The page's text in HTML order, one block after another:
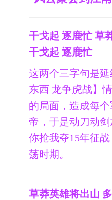
干戈起 逐鹿忙 草
干戈起 逐鹿忙
这两个三字句是
东西 龙争虎战】
的局面，造成每
帝，于是动刀动剑
你抢我夺15年征
荡时期。
草莽英雄将出山